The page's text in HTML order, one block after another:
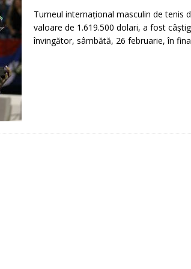
[ 5 august 2026 ]
Turneul internaţional masculin de tenis
valoare de 1.619.500 dolari, a fost
învingător, sâmbătă, 26 februarie, în